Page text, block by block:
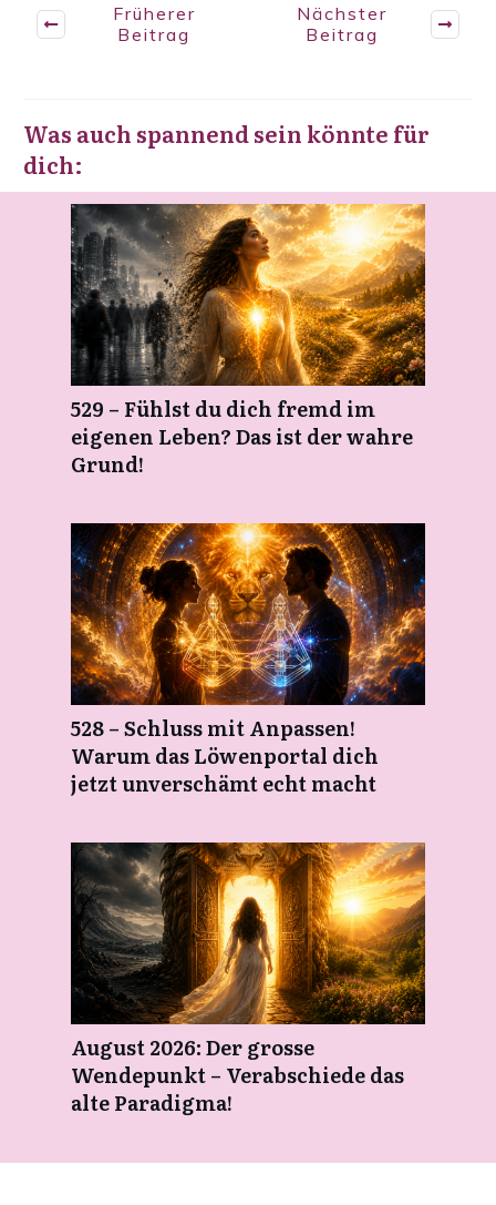
Früherer
Beitrag
Nächster
Beitrag
Was auch spannend sein könnte für
dich:
529 – Fühlst du dich fremd im
eigenen Leben? Das ist der wahre
Grund!
528 – Schluss mit Anpassen!
Warum das Löwenportal dich
jetzt unverschämt echt macht
August 2026: Der grosse
Wendepunkt – Verabschiede das
alte Paradigma!